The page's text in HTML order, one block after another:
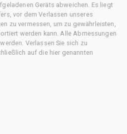
Geräts abweichen. Es liegt
vor dem Verlassen unseres
zu vermessen, um zu gewährleisten,
werden kann. Alle Abmessungen
Verlassen Sie sich zu
auf die hier genannten